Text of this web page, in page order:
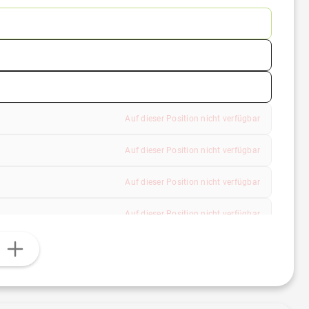
Auf dieser Position nicht verfügbar
Auf dieser Position nicht verfügbar
Auf dieser Position nicht verfügbar
Auf dieser Position nicht verfügbar